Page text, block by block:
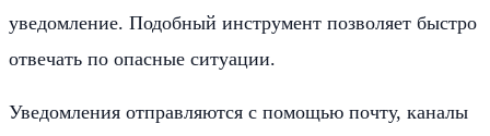
уведомление. Подобный инструмент позволяет быстро
отвечать по опасные ситуации.
Уведомления отправляются с помощью почту, каналы